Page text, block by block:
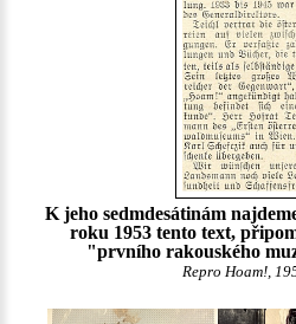
K jeho sedmdesátinám
roku 1953 tento text,
"prvního rakouského
Repro Hoam!,